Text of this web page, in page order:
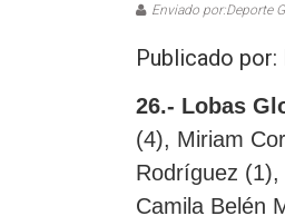
Enviado por:Deporte
Publicado
26.- Lobas
(4), Miriam
Rodríguez
Camila Belén